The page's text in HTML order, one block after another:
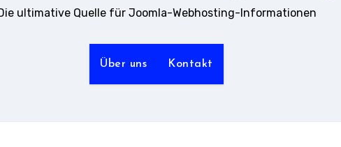
ultimative Quelle für Joomla-Webhosting-Informationen
Über uns Kontakt